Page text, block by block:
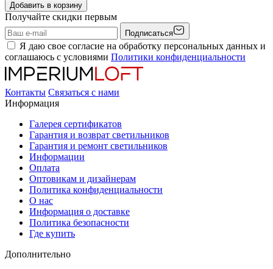
Добавить в корзину
Получайте скидки первым
Подписаться
Я даю свое согласие на обработку персональных данных и
соглашаюсь с условиями Политики конфиденциальности
Контакты Связаться с нами
Информация
Галерея сертификатов
Гарантия и возврат светильников
Гарантия и ремонт светильников
Информации
Оплата
Оптовикам и дизайнерам
Политика конфиденциальности
О нас
Информация о доставке
Политика безопасности
Где купить
Дополнительно